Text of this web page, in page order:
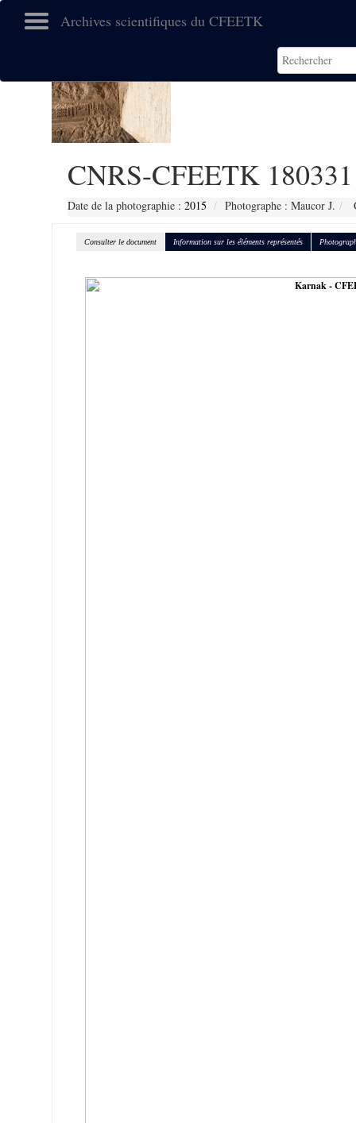
Archives scientifiques du CFEETK
CNRS-CFEETK 180331
Date de la photographie : 2015 Photographe : Maucor J.
Consulter le document Information sur les éléments représentés